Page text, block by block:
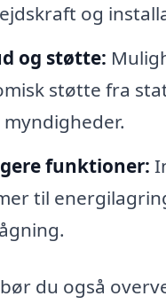
og
og støtte:
støtte fra
myndigheder.
funktioner:
til
du også